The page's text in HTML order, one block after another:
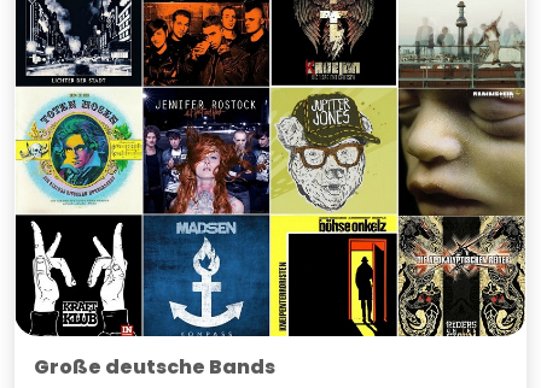
Große deutsche Bands